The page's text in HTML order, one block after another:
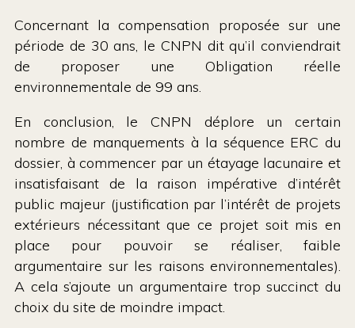
Concernant la compensation proposée sur une
période de 30 ans, le CNPN dit qu’il conviendrait
de proposer une Obligation réelle
environnementale de 99 ans.
En conclusion, le CNPN déplore un certain
nombre de manquements à la séquence ERC du
dossier, à commencer par un étayage lacunaire et
insatisfaisant de la raison impérative d’intérêt
public majeur (justification par l’intérêt de projets
extérieurs nécessitant que ce projet soit mis en
place pour pouvoir se réaliser, faible
argumentaire sur les raisons environnementales).
A cela s’ajoute un argumentaire trop succinct du
choix du site de moindre impact.